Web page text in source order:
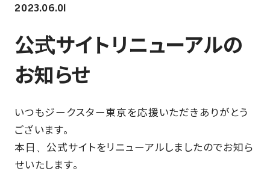
チケット購入方法
各座席について
観戦ガイド
FAN CLUB
マイページはこちら
2023.06.01
公式サイトリニューアルの
お知らせ
いつもジークスター東京を応援いただきありがとう
ございます。
本日、公式サイトをリニューアルしましたのでお知ら
せいたします。